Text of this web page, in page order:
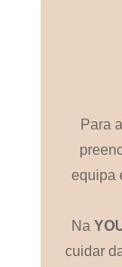
Para
equipa
Na
cuidar